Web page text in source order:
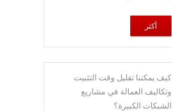
أكثر
كيف يمكننا تقليل وقت التثبيت
وتكاليف العمالة في مشاريع
الشبكات الكبيرة؟